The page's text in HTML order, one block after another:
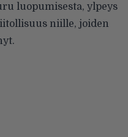
luopumisesta, ylpeys
niille, joiden